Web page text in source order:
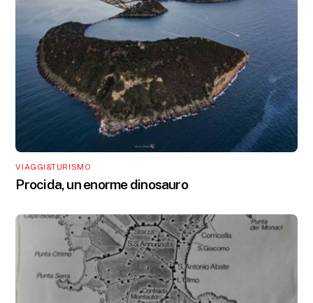
VIAGGI&TURISMO
Procida, un enorme dinosauro